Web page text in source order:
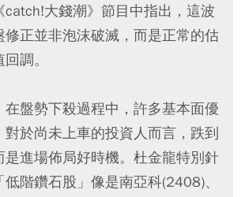
catch!大錢潮》節目中指出，這波
修正並非泡沫破滅，而是正常的估
調。
在盤勢下殺過程中，許多基本面優
對於尚未上車的投資人而言，跌到
是進場佈局好時機。杜金龍特別針
階鑽石股」像是南亞科(2408)、